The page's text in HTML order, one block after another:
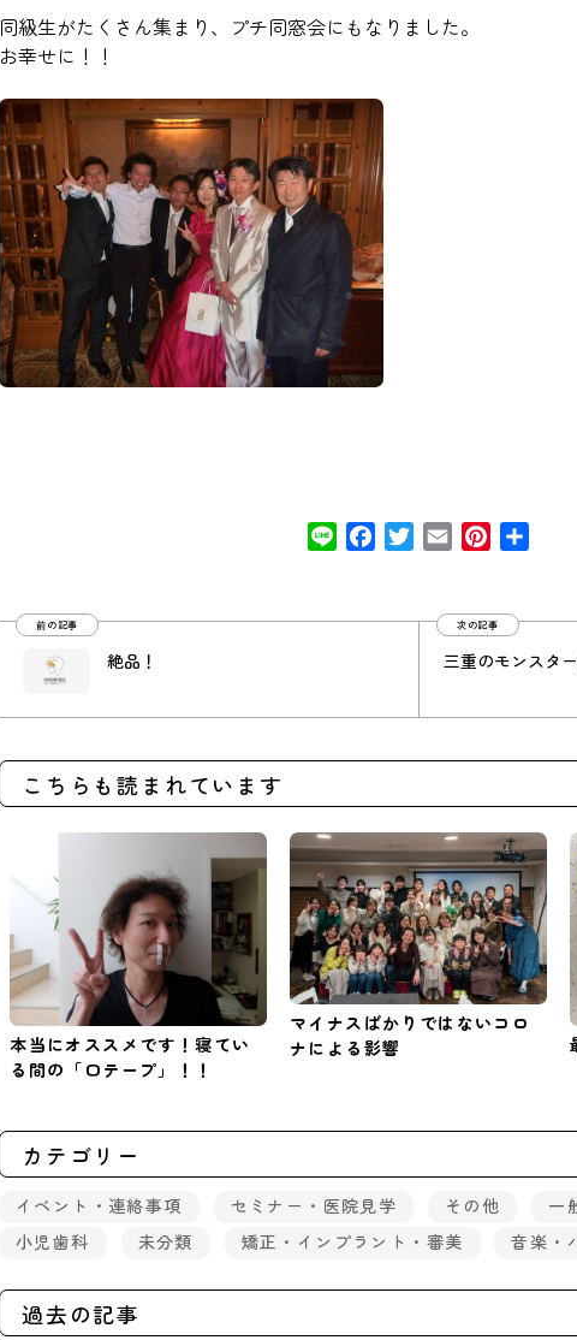
同級生がたくさん集まり、プチ同窓会にもなりました。
お幸せに！！
Line FacebookTwitter
Email Pinterest
前の記事
絶品！
次の記事
三重のモンスタ
こちらも読まれています
本当にオススメです！寝てい
る間の「口テープ」！！
マイナスばかりではないコロ
ナによる影響
カテゴリー
イベント・連絡事項 セミナー・医院見学 その他 一
小児歯科
未分類 矯正・インプラント・審美 音楽・
過去の記事